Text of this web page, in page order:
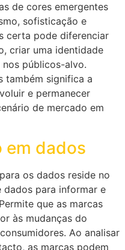
de cores emergentes
sofisticação e
certa pode diferenciar
criar uma identidade
públicos-alvo.
também significa a
e permanecer
de mercado em
em dados
os dados reside no
para informar e
que as marcas
às mudanças do
Ao analisar
as marcas podem